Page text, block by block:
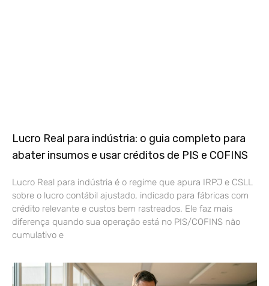
Lucro Real para indústria: o guia completo para
abater insumos e usar créditos de PIS e COFINS
Lucro Real para indústria é o regime que apura IRPJ e CSLL
sobre o lucro contábil ajustado, indicado para fábricas com
crédito relevante e custos bem rastreados. Ele faz mais
diferença quando sua operação está no PIS/COFINS não
cumulativo e